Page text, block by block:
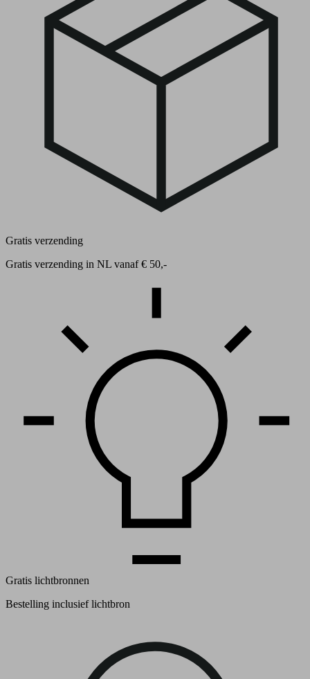
Gratis verzending
Gratis verzending in NL vanaf € 50,-
Gratis lichtbronnen
Bestelling inclusief lichtbron